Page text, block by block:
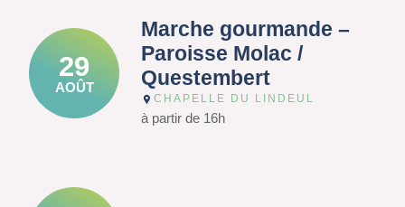
29
AOÛT
Marche gourmande –
Paroisse Molac /
Questembert
CHAPELLE DU LINDEUL
à partir de 16h